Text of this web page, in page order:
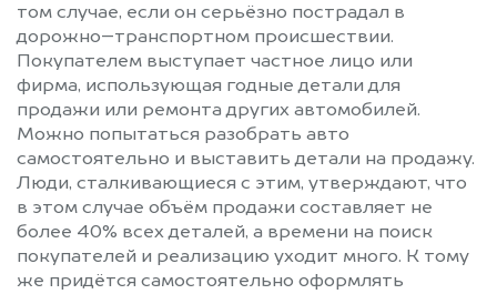
том случае, если он серьёзно пострадал в
дорожно–транспортном происшествии.
Покупателем выступает частное лицо или
фирма, использующая годные детали для
продажи или ремонта других автомобилей.
Можно попытаться разобрать авто
самостоятельно и выставить детали на продажу.
Люди, сталкивающиеся с этим, утверждают, что
в этом случае объём продажи составляет не
более 40% всех деталей, а времени на поиск
покупателей и реализацию уходит много. К тому
же придётся самостоятельно оформлять